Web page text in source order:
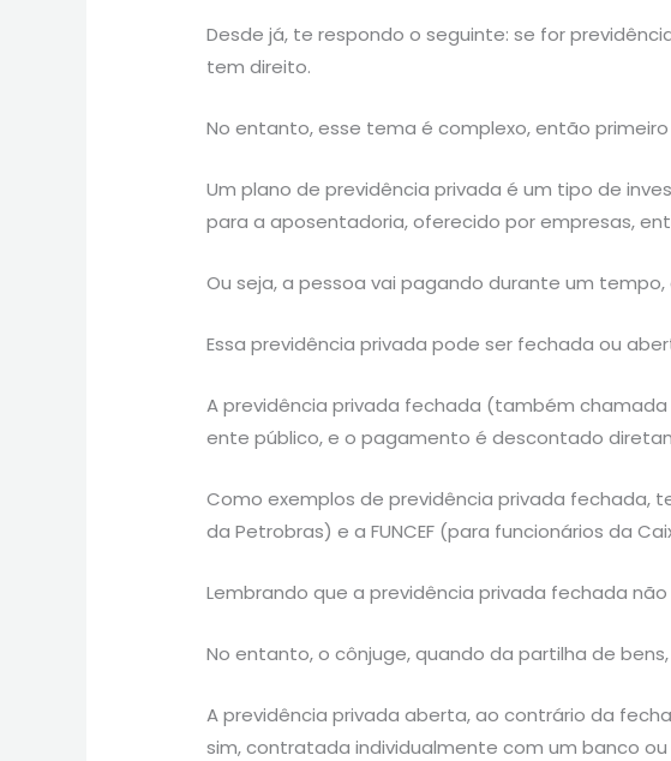
Desde já, te respondo o seguinte: se for
tem direito.
No entanto, esse tema é complexo, então
Um plano de previdência privada é um tipo de
para a aposentadoria, oferecido por empresas,
Ou seja, a pessoa vai pagando durante um
Essa previdência privada pode ser fechada ou
A previdência privada fechada (também
ente público, e o pagamento é descontado
Como exemplos de previdência privada fechada,
da Petrobras) e a FUNCEF (para funcionários da
Lembrando que a previdência privada fechada
No entanto, o cônjuge, quando da partilha de
A previdência privada aberta, ao contrário da
sim, contratada individualmente com um banco ou